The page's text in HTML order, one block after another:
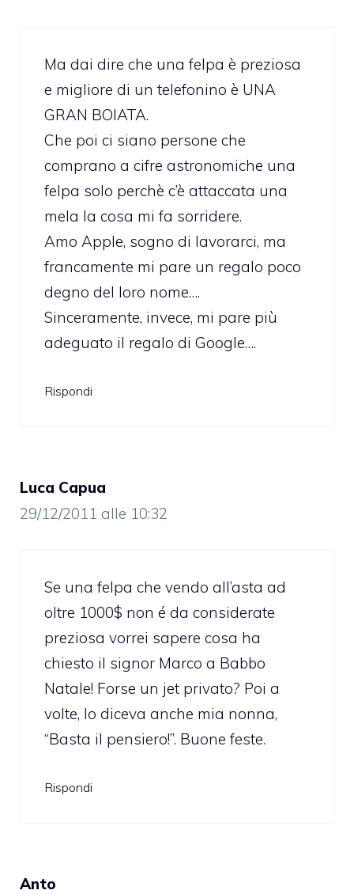
Ma dai dire che una felpa è preziosa
e migliore di un telefonino è UNA
GRAN BOIATA.
Che poi ci siano persone che
comprano a cifre astronomiche una
felpa solo perchè c’è attaccata una
mela la cosa mi fa sorridere.
Amo Apple, sogno di lavorarci, ma
francamente mi pare un regalo poco
degno del loro nome….
Sinceramente, invece, mi pare più
adeguato il regalo di Google….
Rispondi
Luca Capua
29/12/2011 alle 10:32
Se una felpa che vendo all’asta ad
oltre 1000$ non é da considerate
preziosa vorrei sapere cosa ha
chiesto il signor Marco a Babbo
Natale! Forse un jet privato? Poi a
volte, lo diceva anche mia nonna,
“Basta il pensiero!”. Buone feste.
Rispondi
Anto